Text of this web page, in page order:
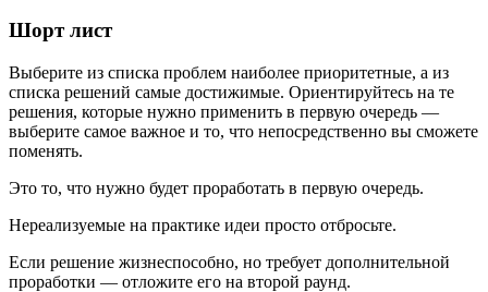
Шорт лист
Выберите из списка проблем наиболее приоритетные, а из
списка решений самые достижимые. Ориентируйтесь на те
решения, которые нужно применить в первую очередь —
выберите самое важное и то, что непосредственно вы сможете
поменять.
Это то, что нужно будет проработать в первую очередь.
Нереализуемые на практике идеи просто отбросьте.
Если решение жизнеспособно, но требует дополнительной
проработки — отложите его на второй раунд.